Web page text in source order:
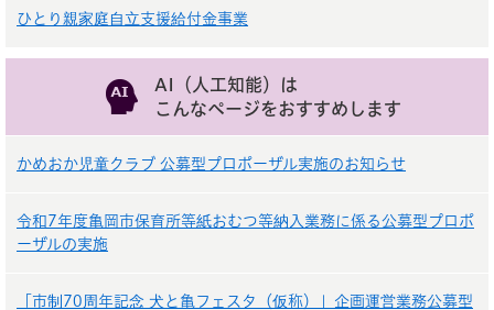
ひとり親家庭自立支援給付金事業
AI（人工知能）は
こんなページをおすすめします
かめおか児童クラブ 公募型プロポーザル実施のお知らせ
令和7年度亀岡市保育所等紙おむつ等納入業務に係る公募型プロポ
ーザルの実施
「市制70周年記念 犬と亀フェスタ（仮称）」企画運営業務公募型